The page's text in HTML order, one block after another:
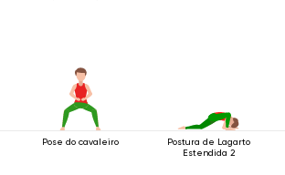
Pose do cavaleiro
Postura de Lagarto
Estendida 2